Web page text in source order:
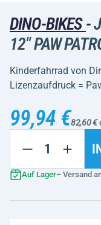
DINO-BIKES-
12" PAW
Kinderfahrrad von
Lizenzaufdruck =
99,94 €82,60 €
Auf Lager– Versand